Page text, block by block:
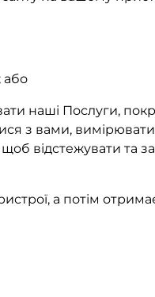
або
наші Послуги,
з вами,
відстежувати та
а потім